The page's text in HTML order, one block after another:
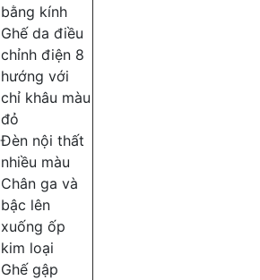
bằng kính
Ghế da điều
chỉnh điện 8
hướng với
chỉ khâu màu
đỏ
Đèn nội thất
nhiều màu
Chân ga và
bậc lên
xuống ốp
kim loại
Ghế gập